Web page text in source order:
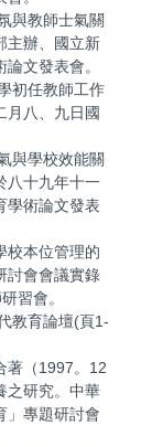
與教師士氣關
主辦、國立新
文發表會。
初任教師工作
月八、九日國
與學校效能關
八十九年十一
學術論文發表
校本位管理的
討會會議實錄
習會。
教育論壇(頁1-
著（1997。12
之研究。中華
」專題研討會